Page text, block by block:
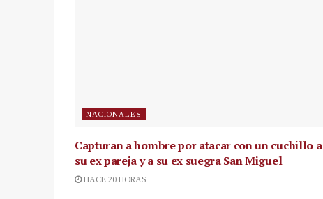
NACIONALES
Capturan a hombre por atacar con un cuchillo a
su ex pareja y a su ex suegra San Miguel
HACE 20 HORAS